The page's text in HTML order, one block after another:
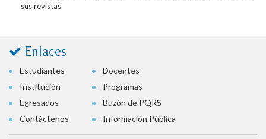
sus revistas
Enlaces
Estudiantes
Docentes
Institución
Programas
Egresados
Buzón de PQRS
Contáctenos
Información Pública